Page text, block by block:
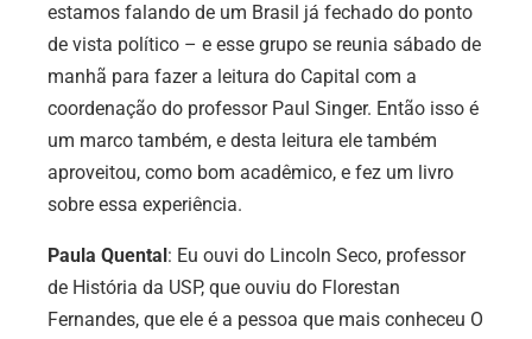
estamos falando de um Brasil já fechado do ponto
de vista político – e esse grupo se reunia sábado de
manhã para fazer a leitura do Capital com a
coordenação do professor Paul Singer. Então isso é
um marco também, e desta leitura ele também
aproveitou, como bom acadêmico, e fez um livro
sobre essa experiência.
Paula Quental : Eu ouvi do Lincoln Seco, professor
de História da USP, que ouviu do Florestan
Fernandes, que ele é a pessoa que mais conheceu O